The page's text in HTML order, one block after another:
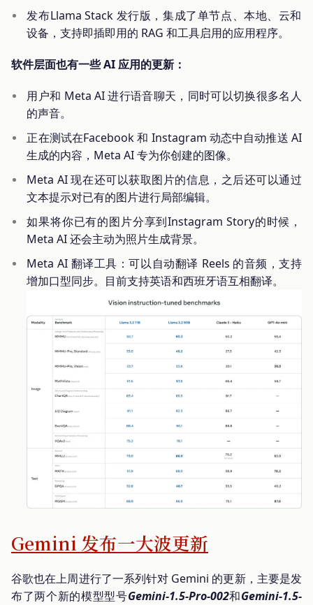
发布Llama Stack 发行版，集成了单节点、本地、云和
设备，支持即插即用的 RAG 和工具启用的应用程序。
软件层面也有一些 AI 应用的更新：
用户和 Meta AI 进行语音聊天，同时可以切换很多名人
的声音。
正在测试在Facebook 和 Instagram 动态中自动推送 AI
生成的内容，Meta AI 专为你创建的图像。
Meta AI 现在还可以获取图片的信息，之后还可以通过
文本提示对已有的图片进行局部编辑。
如果将你已有的图片分享到Instagram Story的时候，
Meta AI 还会主动为照片生成背景。
Meta AI 翻译工具：可以自动翻译 Reels 的音频，支持
增加口型同步。目前支持英语和西班牙语互相翻译。
Gemini 发布一大波更新
谷歌也在上周进行了一系列针对 Gemini 的更新，主要是发
布了两个新的模型型号Gemini-1.5-Pro-002和Gemini-1.5-